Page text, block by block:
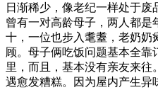
日渐稀少，像老纪一样处于
曾有一对高龄母子，两人都
十，一位也步入耄耋，老奶奶
顾。母子俩吃饭问题基本全靠
里，而且，基本没有亲友来
遇愈发糟糕。因为屋内产生异